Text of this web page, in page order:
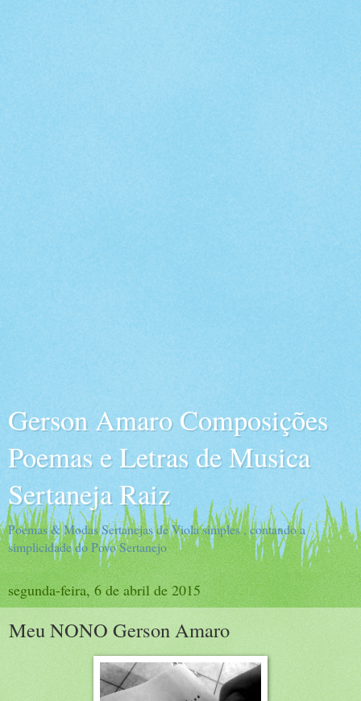
Gerson Amaro Composições
Poemas e Letras de Musica
Sertaneja Raiz
Poemas & Modas Sertanejas de Viola simples , contando a
simplicidade do Povo Sertanejo
segunda-feira, 6 de abril de 2015
Meu NONO Gerson Amaro